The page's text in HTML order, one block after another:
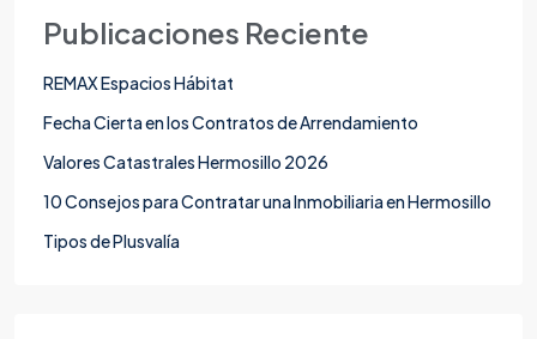
Publicaciones Reciente
REMAX Espacios Hábitat
Fecha Cierta en los Contratos de Arrendamiento
Valores Catastrales Hermosillo 2026
10 Consejos para Contratar una Inmobiliaria en Hermosillo
Tipos de Plusvalía